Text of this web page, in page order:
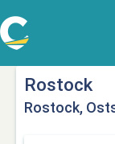
Rostock
Rostock,